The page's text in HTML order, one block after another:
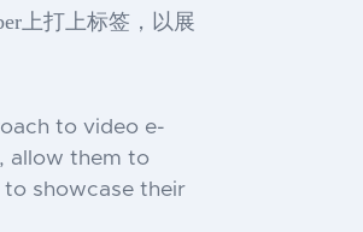
上打上标签，以展
to video e-
allow them to
showcase their